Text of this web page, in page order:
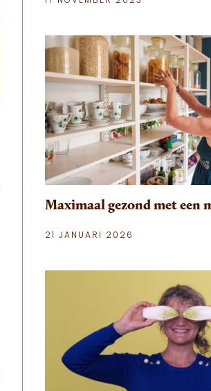
Maximaal gezond met een
21 JANUARI 2026